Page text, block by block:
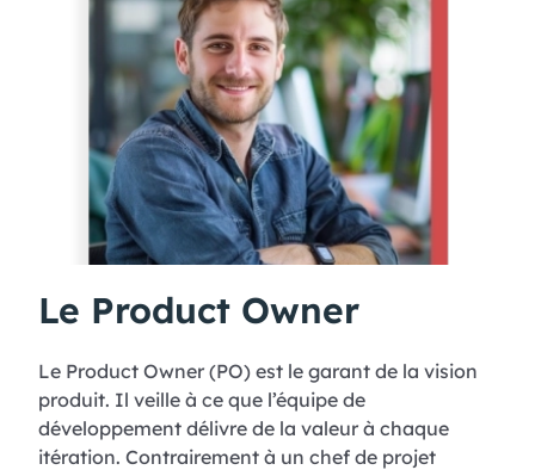
Le Product Owner
Le Product Owner (PO) est le garant de la vision
produit. Il veille à ce que l’équipe de
développement délivre de la valeur à chaque
itération. Contrairement à un chef de projet